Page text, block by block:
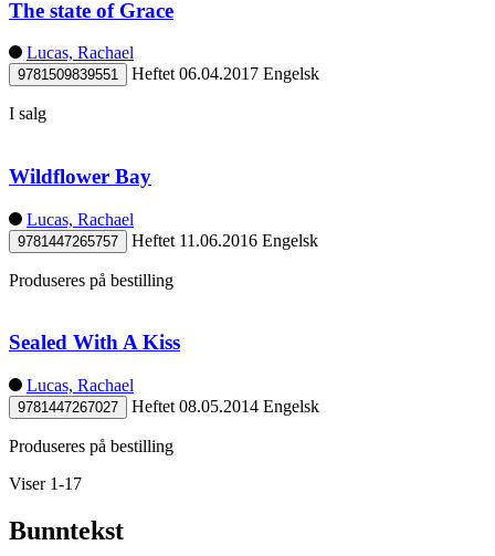
The state of Grace
Lucas, Rachael
9781509839551 Heftet 06.04.2017 Engelsk
I salg
Wildflower Bay
Lucas, Rachael
9781447265757 Heftet 11.06.2016 Engelsk
Produseres på bestilling
Sealed With A Kiss
Lucas, Rachael
9781447267027 Heftet 08.05.2014 Engelsk
Produseres på bestilling
Viser 1-17
Bunntekst